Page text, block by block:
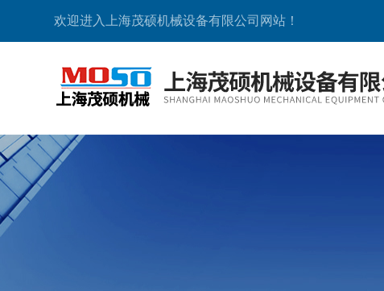
欢迎进入上海茂硕机械设备有限公司网站！